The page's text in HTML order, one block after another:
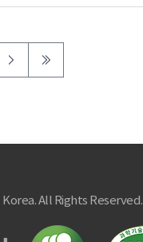
All Rights Reserved.